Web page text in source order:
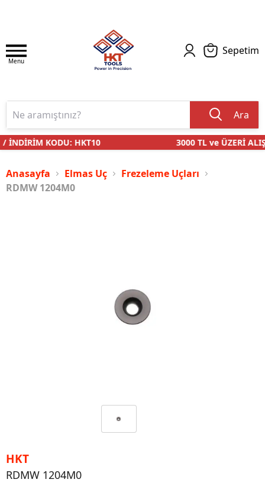
Menu
Sepetim
Ara
KODU: HKT10 3000 TL ve ÜZERİ
Anasayfa Elmas Uç
Frezeleme Uçları
RDMW 1204M0
HKT
RDMW 1204M0